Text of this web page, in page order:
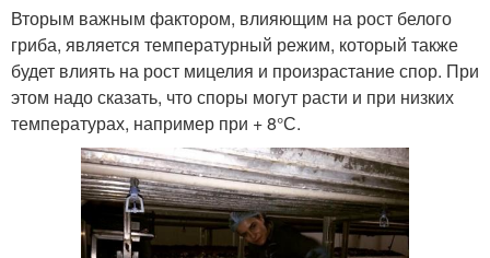
Вторым важным фактором, влияющим на рост белого
гриба, является температурный режим, который также
будет влиять на рост мицелия и произрастание спор. При
этом надо сказать, что споры могут расти и при низких
температурах, например при + 8°С.